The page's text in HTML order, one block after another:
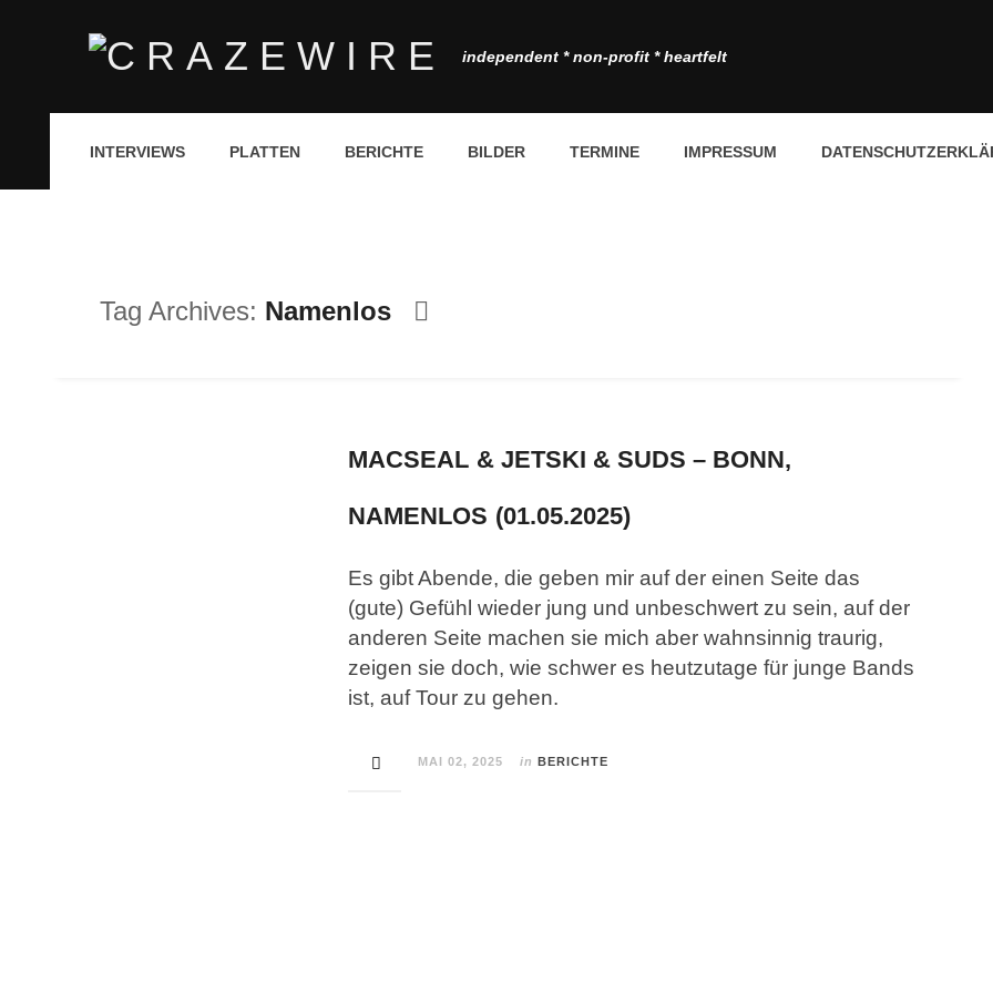
independent * non-profit * heartfelt
INTERVIEWS PLATTEN BERICHTE BILDER TERMINE IMPRESSUM
Tag Archives: Namenlos
MACSEAL & JETSKI & SUDS – BONN,
NAMENLOS (01.05.2025)
Es gibt Abende, die geben mir auf der einen Seite das
(gute) Gefühl wieder jung und unbeschwert zu sein, auf der
anderen Seite machen sie mich aber wahnsinnig traurig,
zeigen sie doch, wie schwer es heutzutage für junge Bands
ist, auf Tour zu gehen.
MAI 02, 2025 in BERICHTE